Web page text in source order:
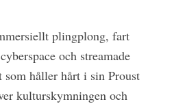
plingplong, fart
och streamade
håller hårt i sin Proust
kulturskymningen och